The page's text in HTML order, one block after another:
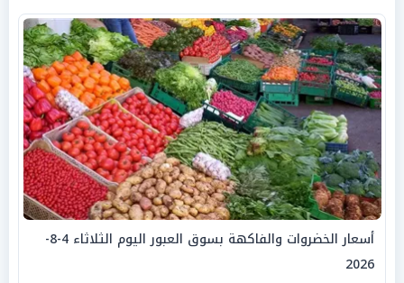
أسعار الخضروات والفاكهة بسوق العبور اليوم الثلاثاء 4-8-
2026